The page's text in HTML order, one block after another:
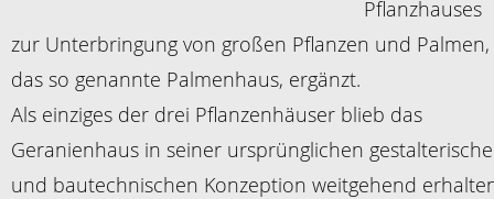
Pflanzhauses
zur Unterbringung von großen Pflanzen und Palmen,
das so genannte Palmenhaus, ergänzt.
Als einziges der drei Pflanzenhäuser blieb das
Geranienhaus in seiner ursprünglichen
und bautechnischen Konzeption weitgehend